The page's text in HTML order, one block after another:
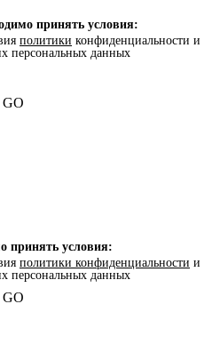
принять условия:
политики конфиденциальности и
персональных данных
GO
принять условия:
политики конфиденциальности и
персональных данных
GO